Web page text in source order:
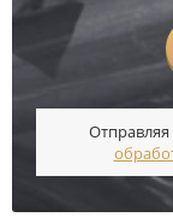
Отправляя